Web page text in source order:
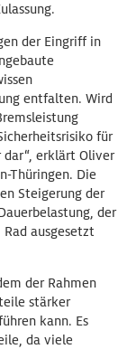
der Eingriff in
entfalten. Wird
für
dar“, erklärt Oliver
Thüringen. Die
Steigerung der
der
ausgesetzt
der Rahmen
stärker
kann. Es
da viele